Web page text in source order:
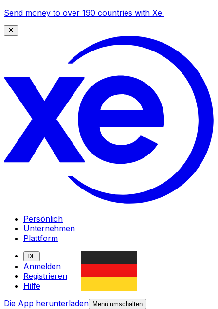
Send money to over 190 countries with Xe.
Persönlich
Unternehmen
Plattform
DE
Anmelden
Registrieren
Hilfe
Die App herunterladen
Menü umschalten